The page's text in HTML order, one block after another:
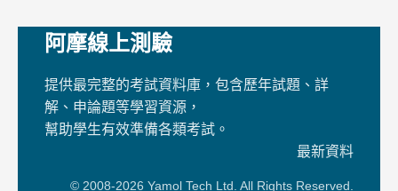
阿摩線上測驗
提供最完整的考試資料庫，包含歷年試題、詳
解、申論題等學習資源，
幫助學生有效準備各類考試。
最新資料
© 2008-2026 Yamol Tech Ltd. All Rights Reserved.